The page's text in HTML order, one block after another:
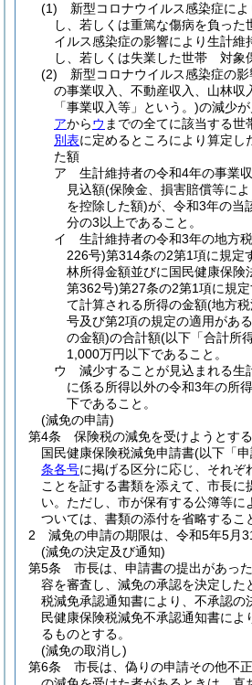
(1)
新型コロナウイルス感染症に
し、若しくは重篤な傷病を負った
イルス感染症の影響により生計維
し、若しくは失業した世帯 対象
(2)
新型コロナウイルス感染症の
の事業収入、不動産収入、山林収
「事業収入等」という。)の減少
アからウ までの全てに該当する
別表に定めるところにより算定し
た額
ア
生計維持者の令和4年の事業
見込額(保険金、損害賠償等に
を控除した額)が、令和3年の当
分の3以上であること。
イ
生計維持者の令和3年の地方
226号)第314条の2第1項に規定
林所得金額並びに国民健康保険
第362号)第27条の2第1項に規
て計算される所得の金額(地方
号及び第2項の規定の適用があ
の金額)の合計額(以下「合計所
1,000万円以下であること。
ウ
減少することが見込まれる生
に係る所得以外の令和3年の所
下であること。
(減免の申請)
第4条
保険税の減免を受けようとす
国民健康保険税減免申請書(以下「
条各号に掲げる区分に応じ、それぞ
ことを証する書類を添えて、市長に
い。 ただし、市が保有する公簿等に
ついては、書類の添付を省略するこ
2
減免の申請の期限は、令和5年5月
(減免の決定及び通知)
第5条
市長は、申請書の提出があっ
容を審査し、減免の承認を決定した
税減免承認通知書により、不承認の
民健康保険税減免不承認通知書によ
るものとする。
(減免の取消し)
第6条
市長は、偽りの申請その他不